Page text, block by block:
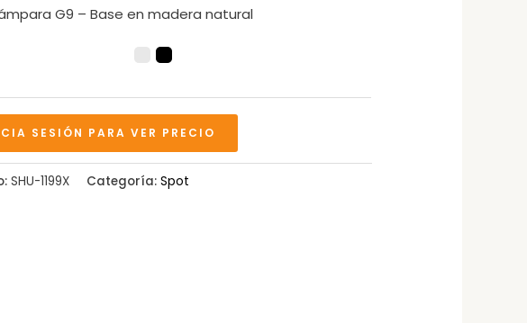
G9 – Base en madera natural
SESIÓN PARA VER PRECIO
SHU-1199X Categoría: Spot